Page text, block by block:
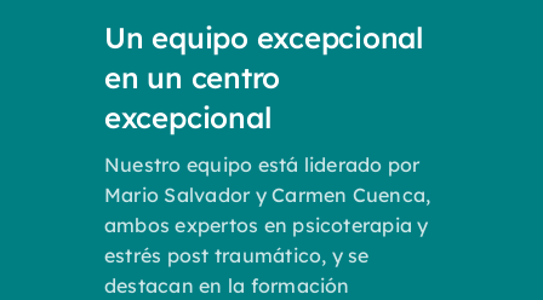
Un equipo excepcional
en un centro
excepcional
Nuestro equipo está liderado por
Mario Salvador y Carmen Cuenca,
ambos expertos en psicoterapia y
estrés post traumático, y se
destacan en la formación